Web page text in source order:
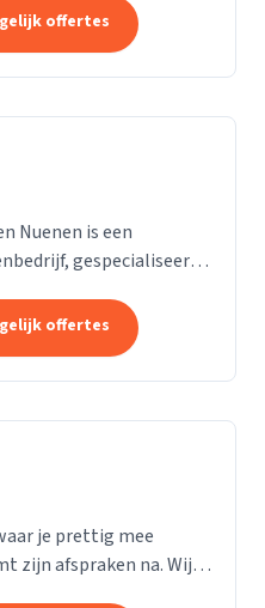
treft u een...
offertes
Nuenen is een
gespecialiseerd
van
offertes
je prettig mee
zijn afspraken na. Wij